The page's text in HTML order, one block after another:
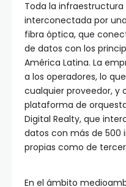
Toda la
interconectada por
fibra óptica, que
de datos con los
América Latina. La
a los operadores, lo
cualquier proveedor, y
plataforma de
Digital Realty, que
datos con más de 500
propias como de
En el ámbito